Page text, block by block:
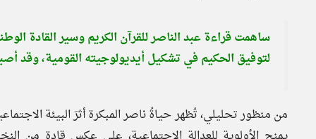
ساهمت قراءة عبد الناصر للقرآن الكريم وسير القادة
لتوفيق الحكيم في تشكيل أيديولوجيته القومية، وقد
من منظور تحليلي، تُظهر حياةُ ناصر المبكرة أثرَ البيئة